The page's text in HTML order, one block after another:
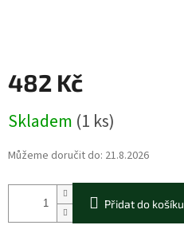
482 Kč
cena:
Skladem (1 ks)
Můžeme doručit do: 21.8.2026
Přidat do košíku